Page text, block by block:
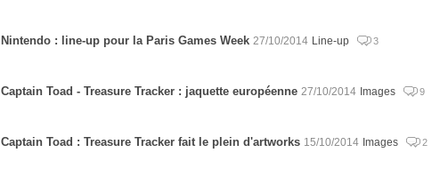
Nintendo : line-up pour la Paris Games Week 27/10/2014 Line-up 3
Captain Toad - Treasure Tracker : jaquette européenne 27/10/2014 Images 9
Captain Toad : Treasure Tracker fait le plein d'artworks 15/10/2014 Images 2